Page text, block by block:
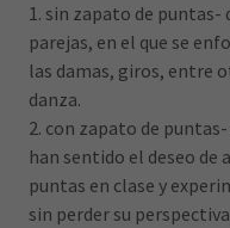
1. sin zapato de puntas-
parejas, en el que se
las damas, giros, entre
danza.
2. con zapato de
han sentido el deseo
puntas en clase y
sin perder su